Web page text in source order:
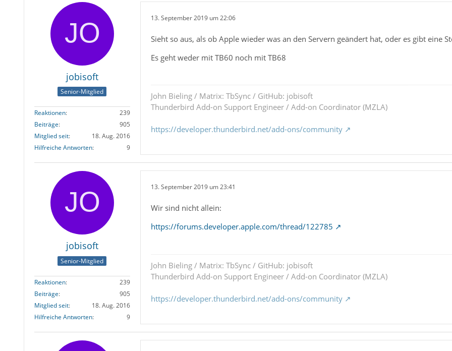
jobisoft
Senior-Mitglied
Reaktionen
239
Beiträge
905
Mitglied seit
18. Aug. 2016
Hilfreiche Antworten
9
13. September 2019 um 22:06
Sieht so aus, als ob Apple wieder was an den Servern geändert hat, oder es gibt eine
Es geht weder mit TB60 noch mit TB68
John Bieling / Matrix: TbSync / GitHub: jobisoft
Thunderbird Add-on Support Engineer / Add-on Coordinator (MZLA)
https://developer.thunderbird.net/add-ons/community
jobisoft
Senior-Mitglied
Reaktionen
239
Beiträge
905
Mitglied seit
18. Aug. 2016
Hilfreiche Antworten
9
13. September 2019 um 23:41
Wir sind nicht allein:
https://forums.developer.apple.com/thread/122785
John Bieling / Matrix: TbSync / GitHub: jobisoft
Thunderbird Add-on Support Engineer / Add-on Coordinator (MZLA)
https://developer.thunderbird.net/add-ons/community